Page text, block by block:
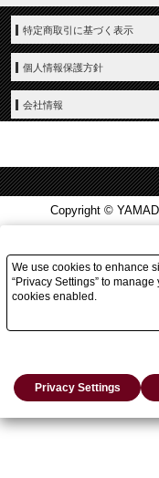
特定商取引に基づく表示
個人情報保護方針
会社情報
Copyright ©
We use cookies to enhance
“Privacy Settings” to
cookies enabled.
Privacy Settings